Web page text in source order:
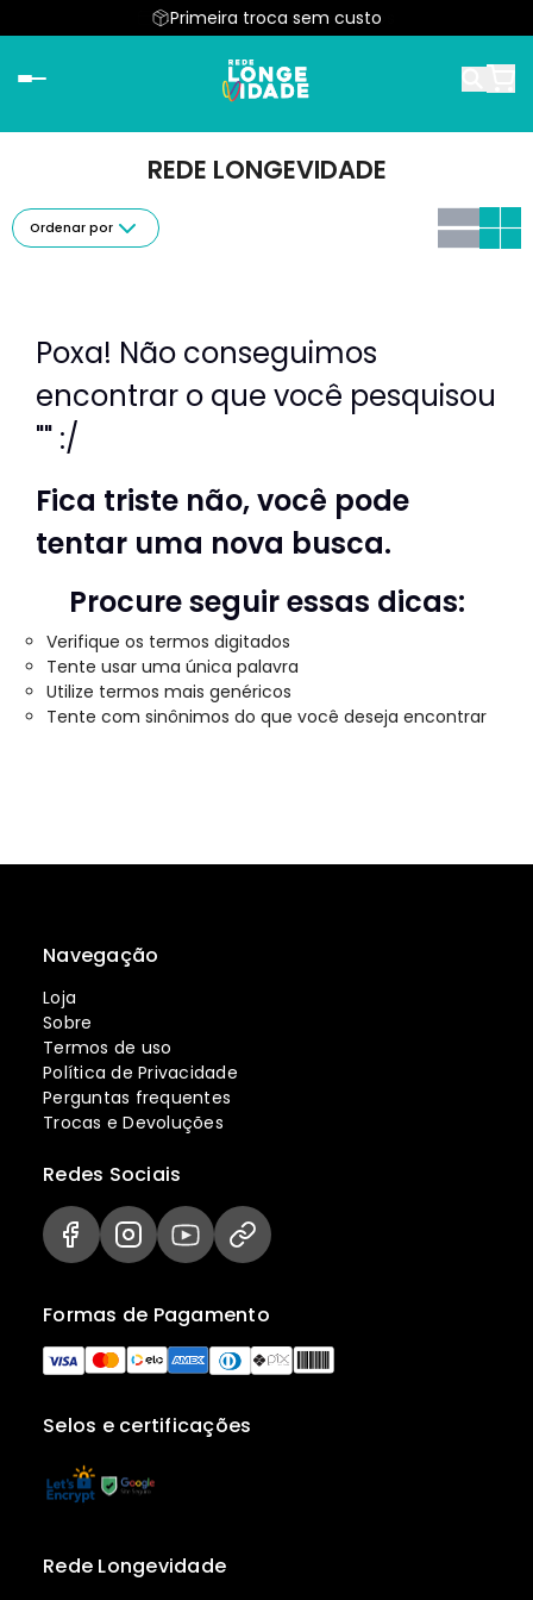
Parcele em até 6x sem juros
Primeira troca sem custo
REDE LONGEVIDADE
Ordenar por
Poxa! Não conseguimos
encontrar o que você pesquisou
"" :/
Fica triste não, você pode
tentar uma nova busca.
Procure seguir essas dicas:
Verifique os termos digitados
Tente usar uma única palavra
Utilize termos mais genéricos
Tente com sinônimos do que você deseja encontrar
Navegação
Loja
Sobre
Termos de uso
Política de Privacidade
Perguntas frequentes
Trocas e Devoluções
Selos e certificações
Formas de Pagamento
Redes Sociais
Rede Longevidade